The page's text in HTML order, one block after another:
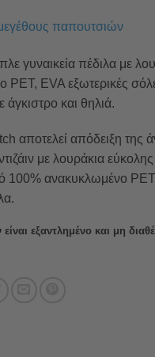
παπουτσιών
γυναικεία πέδιλα με
PET, EVA εξωτερικές
άγκιστρο και θηλιά.
αποτελεί απόδειξη της
με λουράκια
100% ανακυκλωμένο PET
εξαντλημένο και μη